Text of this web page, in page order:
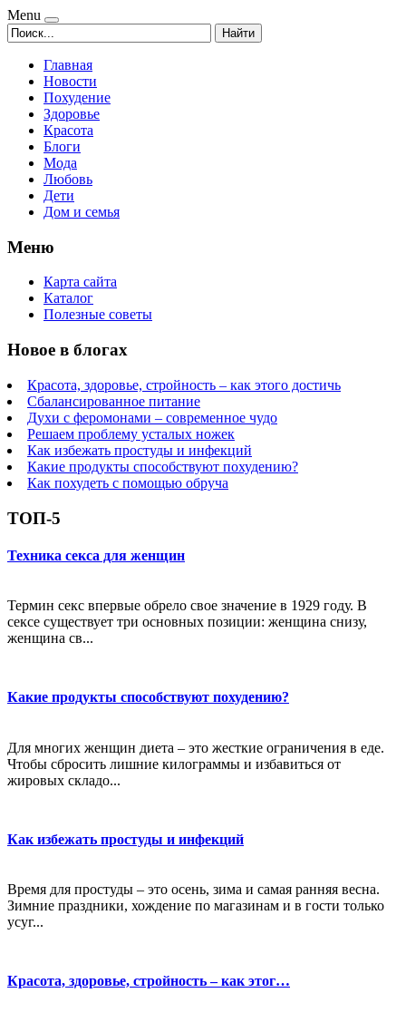
Menu
Найти
Главная
Новости
Похудение
Здоровье
Красота
Блоги
Мода
Любовь
Дети
Дом и семья
Меню
Карта сайта
Каталог
Полезные советы
Новое в блогах
Красота, здоровье, стройность – как этого достичь
Сбалансированное питание
Духи с феромонами – современное чудо
Решаем проблему усталых ножек
Как избежать простуды и инфекций
Какие продукты способствуют похудению?
Как похудеть с помощью обруча
ТОП-5
Техника секса для женщин
Термин секс впервые обрело свое значение в 1929 году. В
сексе существует три основных позиции: женщина снизу,
женщина св...
Какие продукты способствуют похудению?
Для многих женщин диета – это жесткие ограничения в еде.
Чтобы сбросить лишние килограммы и избавиться от
жировых складо...
Как избежать простуды и инфекций
Время для простуды – это осень, зима и самая ранняя весна.
Зимние праздники, хождение по магазинам и в гости только
усуг...
Красота, здоровье, стройность – как этог…